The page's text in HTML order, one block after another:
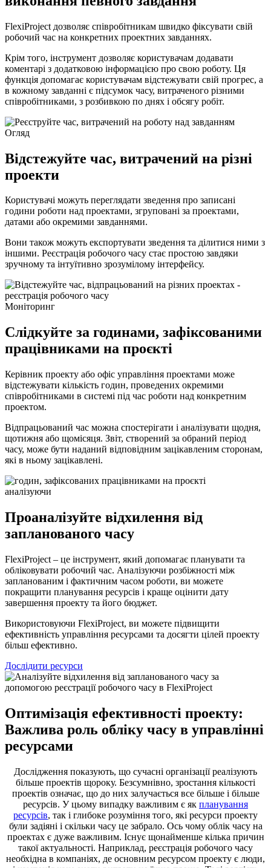
FlexiProject дозволяє співробітникам швидко фіксувати свій
робочий час на конкретних проектних завданнях.
Крім того, інструмент дозволяє користувачам додавати
коментарі з додатковою інформацією про свою роботу. Ця
функція допомагає користувачам відстежувати свій прогрес, а
в кожному завданні є підсумок часу, витраченого різними
співробітниками, з розбивкою по днях і обсягу робіт.
Огляд
Відстежуйте час, витрачений на різні
проекти
Користувачі можуть переглядати зведення про записані
години роботи над проектами, згруповані за проектами,
датами або окремими завданнями.
Вони також можуть експортувати зведення та ділитися ними з
іншими. Реєстрація робочого часу стає простою завдяки
зручному та інтуїтивно зрозумілому інтерфейсу.
Моніторинг
Слідкуйте за годинами, зафіксованими
працівниками на проєкті
Керівник проекту або офіс управління проектами може
відстежувати кількість годин, проведених окремими
співробітниками в системі під час роботи над конкретним
проектом.
Відпрацьований час можна спостерігати і аналізувати щодня,
щотижня або щомісяця. Звіт, створений за обраний період
часу, може бути наданий відповідним зацікавленим сторонам,
які в ньому зацікавлені.
аналізуючи
Проаналізуйте відхилення від
запланованого часу
FlexiProject – це інструмент, який допомагає планувати та
обліковувати робочий час. Аналізуючи розбіжності між
запланованим і фактичним часом роботи, ви можете
покращити планування ресурсів і краще оцінити дату
завершення проекту та його бюджет.
Використовуючи FlexiProject, ви можете підвищити
ефективність управління ресурсами та досягти цілей проекту
більш ефективно.
Дослідити ресурси
Оптимізація ефективності проекту:
Важлива роль обліку часу в управлінні
ресурсами
Дослідження показують, що сучасні організації реалізують
більше проектів щороку. Безсумнівно, зростання кількості
проектів означає, що до них залучається все більше і більше
ресурсів. У цьому випадку важливим є як планування
ресурсів, так і глибоке розуміння того, які ресурси проекту
були задіяні і скільки часу це забрало. Ось чому облік часу на
проектах є дуже важливим. Існує щонайменше кілька причин
такої актуальності. Наприклад, реєстрація робочого часу
необхідна в компаніях, де основним ресурсом проекту є люди,